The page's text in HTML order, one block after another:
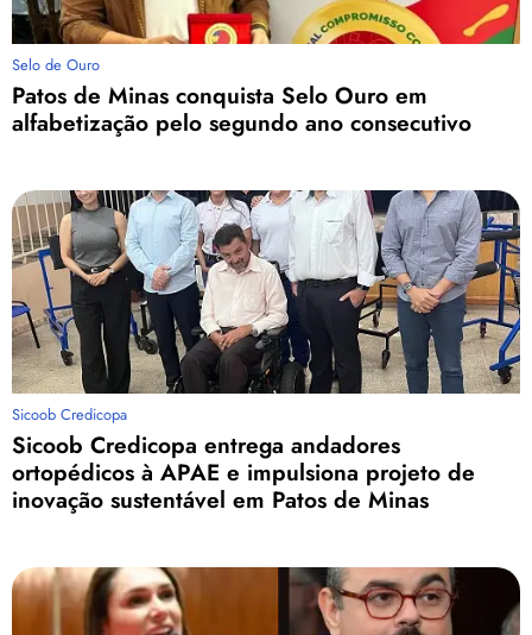
Selo de Ouro
Patos de Minas conquista Selo Ouro em
alfabetização pelo segundo ano consecutivo
Sicoob Credicopa
Sicoob Credicopa entrega andadores
ortopédicos à APAE e impulsiona projeto de
inovação sustentável em Patos de Minas